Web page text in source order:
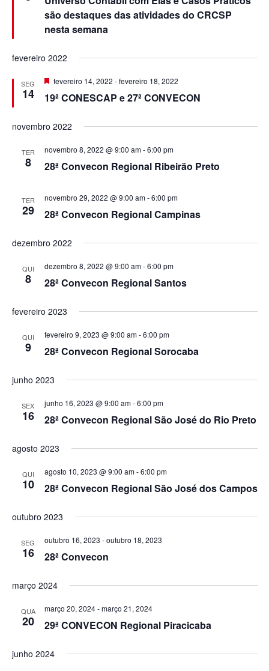
q
a
v
a
d
e
v
a
r
n
ç
d
a
v
t
n
e
d
a
s
t
a
c
o
são destaques das atividades do CRCSP
nesta semana
fevereiro 2022
SEG
14
D
s
c
d
fevereiro 14, 2022 -fevereiro 18, 2022
19ª CONESCAP e 27ª CONVECON
novembro 2022
TER
8
novembro 8, 2022 @ 9:00 am-6:00 pm
28ª Convecon Regional Ribeirão Preto
TER
29
novembro 29, 2022 @ 9:00 am-6:00 pm
28ª Convecon Regional Campinas
dezembro 2022
QUI
8
dezembro 8, 2022 @ 9:00 am-6:00 pm
28ª Convecon Regional Santos
fevereiro 2023
QUI
9
fevereiro 9, 2023 @ 9:00 am-6:00 pm
28ª Convecon Regional Sorocaba
junho 2023
SEX
16
junho 16, 2023 @ 9:00 am-6:00 pm
28ª Convecon Regional São José do Rio Preto
agosto 2023
QUI
10
agosto 10, 2023 @ 9:00 am-6:00 pm
28ª Convecon Regional São José dos Campos
outubro 2023
SEG
16
outubro 16, 2023 -outubro 18, 2023
28ª Convecon
março 2024
QUA
20
março 20, 2024-março 21, 2024
29ª CONVECON Regional Piracicaba
junho 2024